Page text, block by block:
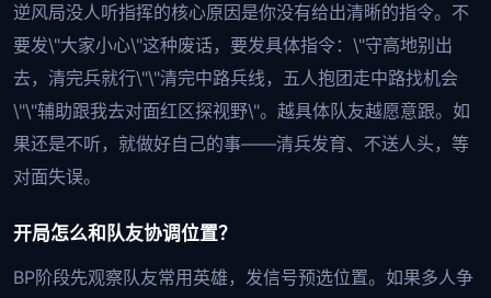
逆风局没人听指挥的核心原因是你没有给出清晰的指令。不
要发\"大家小心\"这种废话，要发具体指令：\"守高地别出
去，清完兵就行\"\"清完中路兵线，五人抱团走中路找机会
\"\"辅助跟我去对面红区探视野\"。越具体队友越愿意跟。如
果还是不听，就做好自己的事——清兵发育、不送人头，等
对面失误。
开局怎么和队友协调位置？
BP阶段先观察队友常用英雄，发信号预选位置。如果多人争